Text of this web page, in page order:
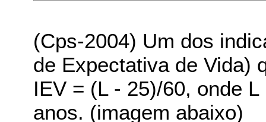
(Cps-2004) Um dos
de Expectativa de Vida)
IEV = (L - 25)/60, onde
anos. (imagem abaixo)